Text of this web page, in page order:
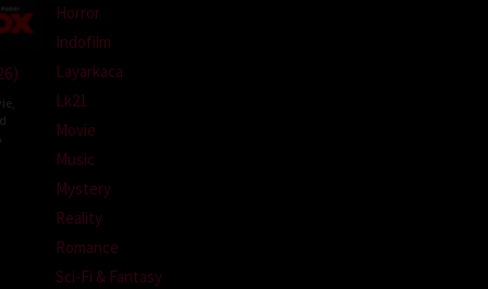
Horror
Indofilm
Layarkaca
Lk21
Movie
Music
Mystery
Reality
Romance
Sci-Fi & Fantasy